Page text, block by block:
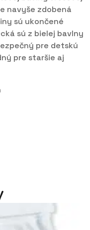
navyše zdobená
sú ukončené
sú z bielej bavlny
pre detskú
pre staršie aj